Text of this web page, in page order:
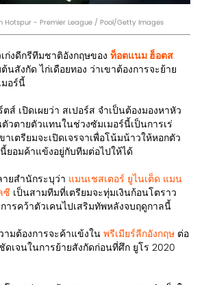
Hotspur - Premier League / Pool/Getty Images
ก่งดีกรีทีมชาติอังกฤษของ ท็อตแนม ฮ็อตส
นสังกัด ไก่เดือยทอง ว่าเขาต้องการจะย้าย
อร์นี้
ส์ เปิดเผยว่า สเปอร์ส จำเป็นต้องมองหาหัว
วตายตัวแทนในช่วงซัมเมอร์นี้เป็นการเร่
เตรียมจะเปิดเจรจาเพื่อโน้มน้าวให้หอกตัว
ยอมค้าแข้งอยู่กับทีมต่อไปให้ได้
ยสำนักระบุว่า แมนเชสเตอร์ ยูไนเต็ด แมน
ซี เป็นสามทีมที่เตรียมจะทุ่มเงินก้อนโตราว
ารคว้าตัวเคนไปเสริมทัพหลังจบฤดูกาลนี้
ามต้องการจะค้าแข้งใน พรีเมียร์ลีกอังกฤษ ต่อ
ดเจนในการย้ายสังกัดก่อนที่ศึก ยูโร 2020